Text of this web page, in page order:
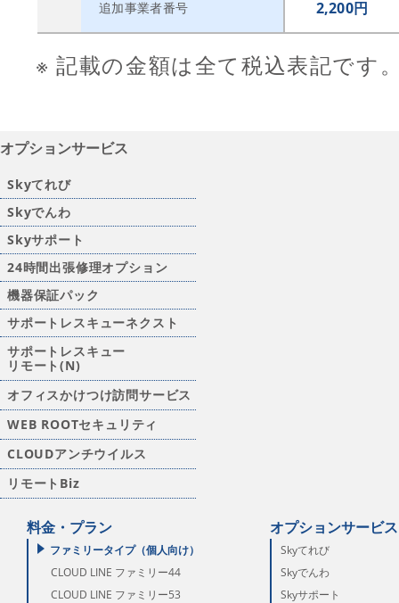
追加事業者番号 2,200円
※ 記載の金額は全て税込表記です
オプションサービス
Skyてれび
Skyでんわ
Skyサポート
24時間出張修理オプション
機器保証パック
サポートレスキューネクスト
サポートレスキュー
リモート(N)
オフィスかけつけ訪問サービス
WEB ROOTセキュリティ
CLOUDアンチウイルス
リモートBiz
料金・プラン
ファミリータイプ（個人向け）
CLOUD LINE ファミリー44
CLOUD LINE ファミリー53
オプションサービス
Skyてれび
Skyでんわ
Skyサポート